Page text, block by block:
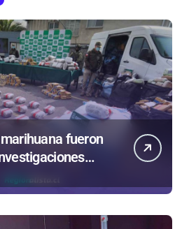
fueron